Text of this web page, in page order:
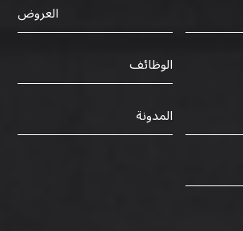
العروض
الوظائف
المدونة